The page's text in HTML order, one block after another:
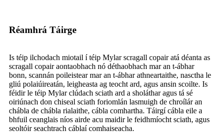
Réamhrá Táirge
Is téip ilchodach miotail í téip Mylar scragall copair atá déanta as
scragall copair aontaobhach nó déthaobhach mar an t-ábhar
bonn, scannán poileistear mar an t-ábhar athneartaithe, nasctha le
gliú polaiúireatán, leigheasta ag teocht ard, agus ansin scoilte. Is
féidir le téip Mylar clúdach sciath ard a sholáthar agus tá sé
oiriúnach don chiseal sciath foriomlán lasmuigh de chroílár an
chábla de chábla rialaithe, cábla comhartha. Táirgí cábla eile a
bhfuil ceanglais níos airde acu maidir le feidhmíocht sciath, agus
seoltóir seachtrach cáblaí comhaiseacha.